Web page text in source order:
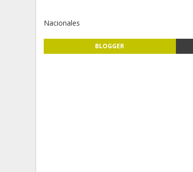
Nacionales
BLOGGER